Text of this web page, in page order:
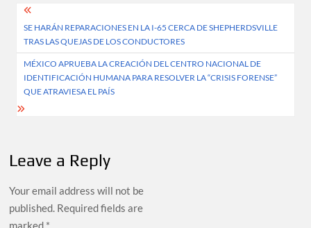
Post
navigation
SE HARÁN REPARACIONES EN LA I-65 CERCA DE SHEPHERDSVILLE
TRAS LAS QUEJAS DE LOS CONDUCTORES
MÉXICO APRUEBA LA CREACIÓN DEL CENTRO NACIONAL DE
IDENTIFICACIÓN HUMANA PARA RESOLVER LA “CRISIS FORENSE”
QUE ATRAVIESA EL PAÍS
Leave a Reply
Your email address will not be
published. Required fields are
marked *